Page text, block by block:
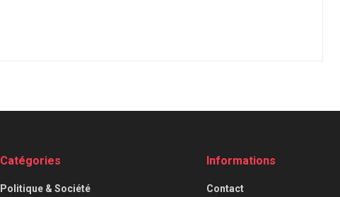
Catégories
⁠Politique & Société
Informations
Contact